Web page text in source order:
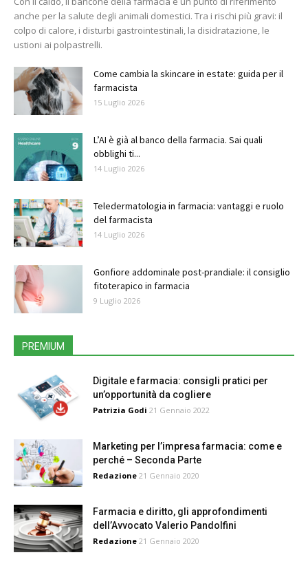
anche per la salute degli animali domestici. Tra i rischi più gravi: il
colpo di calore, i disturbi gastrointestinali, la disidratazione, le
ustioni ai polpastrelli.
Come cambia la skincare in estate: guida per il
farmacista
15 Luglio 2026
L’AI è già al banco della farmacia. Sai quali
obblighi ti...
14 Luglio 2026
Teledermatologia in farmacia: vantaggi e ruolo
del farmacista
14 Luglio 2026
Gonfiore addominale post-prandiale: il consiglio
fitoterapico in farmacia
9 Luglio 2026
PREMIUM
Digitale e farmacia: consigli pratici per
un’opportunità da cogliere
Patrizia Godi 21 Gennaio 2022
Marketing per l’impresa farmacia: come e
perché – Seconda Parte
Redazione 21 Gennaio 2020
Farmacia e diritto, gli approfondimenti
dell’Avvocato Valerio Pandolfini
Redazione 21 Gennaio 2020